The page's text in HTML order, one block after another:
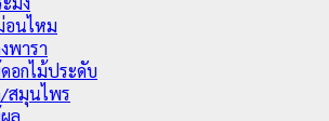
นไหม
พารา
อกไม้ประดับ
สมุนไพร
ล